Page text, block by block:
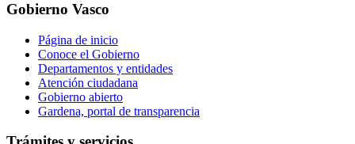
Gobierno Vasco
Página de inicio
Conoce el Gobierno
Departamentos y entidades
Atención ciudadana
Gobierno abierto
Gardena, portal de transparencia